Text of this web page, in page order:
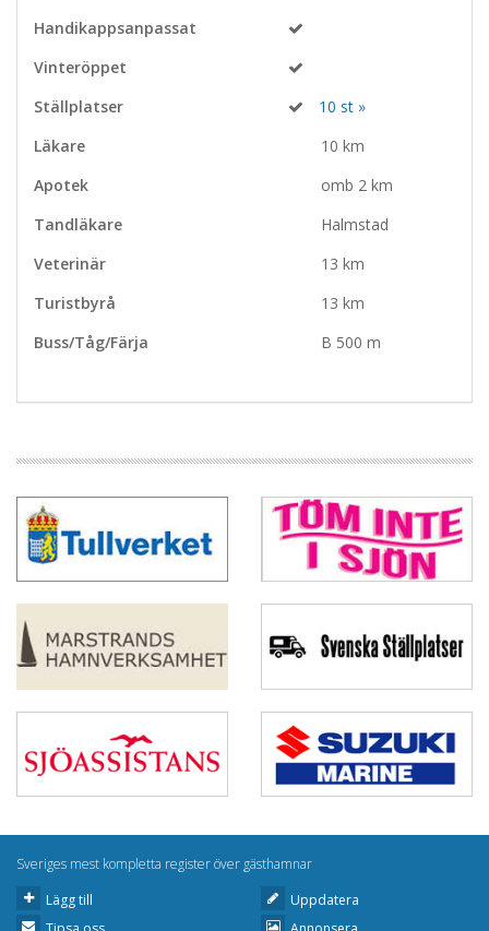
Handikappsanpassat
Vinteröppet
Ställplatser
10 st »
Läkare
10 km
Apotek
omb 2 km
Tandläkare
Halmstad
Veterinär
13 km
Turistbyrå
13 km
Buss/Tåg/Färja
B 500 m
Sveriges mest kompletta register över gästhamnar
Lägg till
Uppdatera